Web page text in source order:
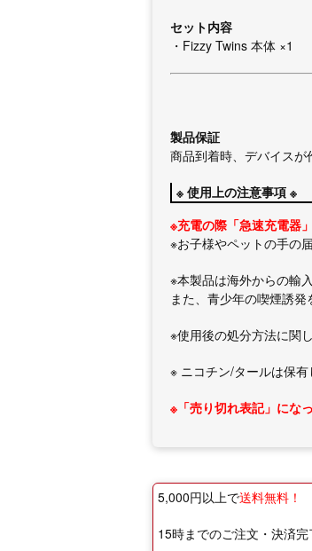
セット内容
・Fizzy Twins 本体 ×1
製品保証
商品到着時、デバイス
※ 使用上の注意事項 ※
※充電の際「急速充電器
※お子様やペットの手の
※本製品は海外からの輸
また、青少年の喫煙誘
※使用後の処分方法に関
※ ニコチン/タールは保有
※「売り切れ表記」にな
5,000円以上で送料無料！
15時までのご注文・決済完